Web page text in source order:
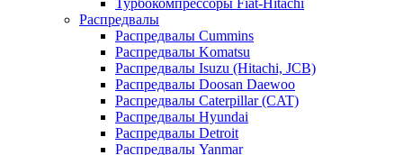
Распредвалы
Распредвалы Cummins
Распредвалы Komatsu
Распредвалы Isuzu (Hitachi, JCB)
Распредвалы Doosan Daewoo
Распредвалы Caterpillar (CAT)
Распредвалы Hyundai
Распредвалы Detroit
Распредвалы Yanmar